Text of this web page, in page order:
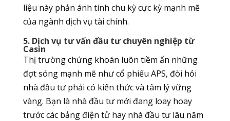
liệu này phản ánh tính chu kỳ cực kỳ mạnh mẽ
của ngành dịch vụ tài chính.
5. Dịch vụ tư vấn đầu tư chuyên nghiệp từ
Casin
Thị trường chứng khoán luôn tiềm ẩn những
đợt sóng mạnh mẽ như cổ phiếu APS, đòi hỏi
nhà đầu tư phải có kiến thức và tâm lý vững
vàng. Bạn là nhà đầu tư mới đang loay hoay
trước các bảng điện tử hay nhà đầu tư lâu năm